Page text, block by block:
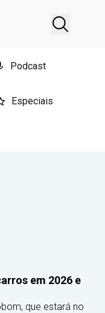
Podcast
Especiais
em 2026 e
que estará no